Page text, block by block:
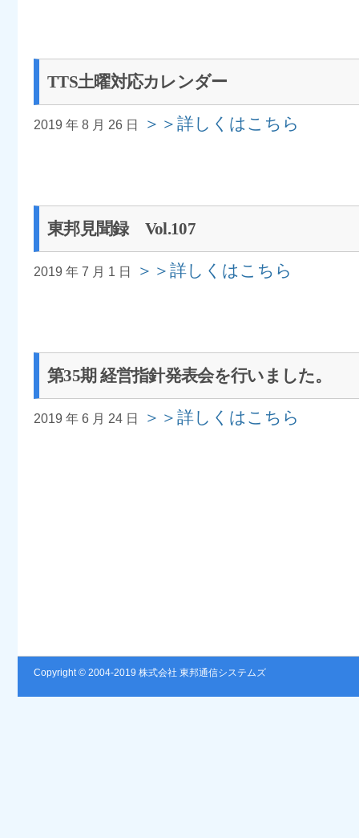
TTS土曜対応カレンダー
2019 年 8 月 26 日 ＞＞詳しくはこちら
東邦見聞録 Vol.107
2019 年 7 月 1 日 ＞＞詳しくはこちら
第35期 経営指針発表会を行いました。
2019 年 6 月 24 日 ＞＞詳しくはこちら
Copyright © 2004-2019 株式会社 東邦通信システムズ